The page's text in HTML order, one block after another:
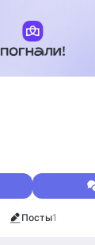
Посты1